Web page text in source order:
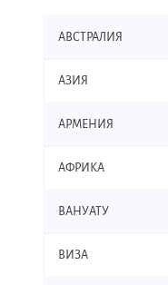
АВСТРАЛИЯ
АЗИЯ
АРМЕНИЯ
АФРИКА
ВАНУАТУ
ВИЗА